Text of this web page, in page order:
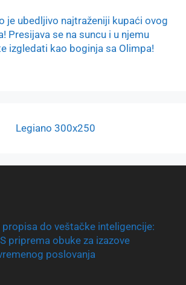
je ubedljivo najtraženiji kupaći ovog
Presijava se na suncu i u njemu
izgledati kao boginja sa Olimpa!
propisa do veštačke inteligencije:
priprema obuke za izazove
poslovanja